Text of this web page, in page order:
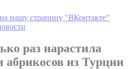
нашу страницу "ВКонтакте"
раз нарастила
из Турции